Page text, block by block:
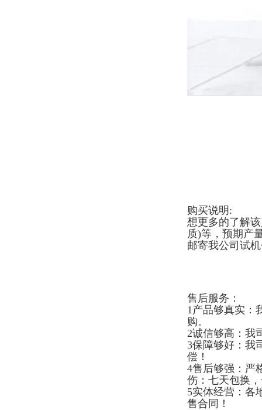
购买说明:
想更多的了解
质)等，预期产
邮寄我公司试
售后服务：
1产品够真实：
购。
2诚信够高：我
3保障够好：我
偿！
4售后够强：严
伤：七天包换
5实体经营：各
售合同！